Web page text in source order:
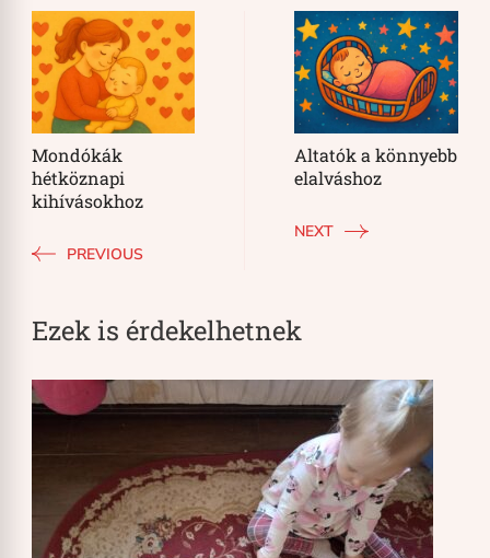
Post
Navigation
Mondókák
hétköznapi
kihívásokhoz
PREVIOUS
Altatók a könnyebb
elalváshoz
NEXT
Ezek is érdekelhetnek